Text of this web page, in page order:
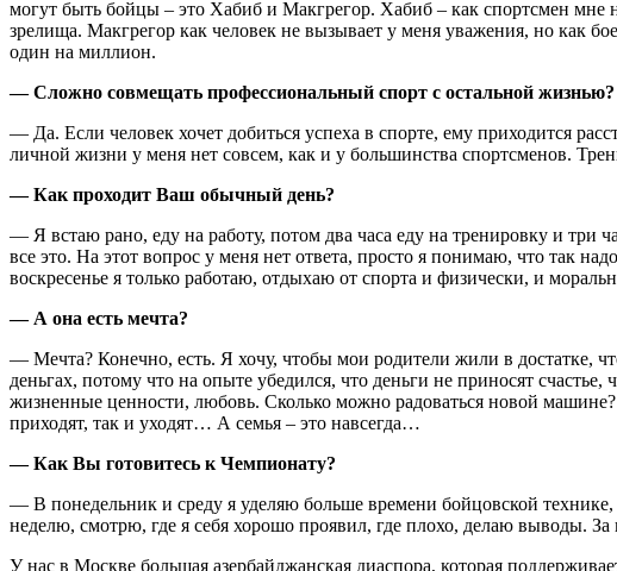
могут быть бойцы – это Хабиб и Макгрегор. Хабиб – как спортсмен мне
зрелища. Макгрегор как человек не вызывает у меня уважения, но как
один на миллион.
— Сложно совмещать профессиональный спорт с остальной жизнью?
— Да. Если человек хочет добиться успеха в спорте, ему приходится
личной жизни у меня нет совсем, как и у большинства спортсменов.
— Как проходит Ваш обычный день?
— Я встаю рано, еду на работу, потом два часа еду на тренировку и три
все это. На этот вопрос у меня нет ответа, просто я понимаю, что так
воскресенье я только работаю, отдыхаю от спорта и физически, и
— А она есть мечта?
— Мечта? Конечно, есть. Я хочу, чтобы мои родители жили в достатке,
деньгах, потому что на опыте убедился, что деньги не приносят
жизненные ценности, любовь. Сколько можно радоваться новой
приходят, так и уходят… А семья – это навсегда…
— Как Вы готовитесь к Чемпионату?
— В понедельник и среду я уделяю больше времени бойцовской
неделю, смотрю, где я себя хорошо проявил, где плохо, делаю выводы.
У нас в Москве большая азербайджанская диаспора, которая